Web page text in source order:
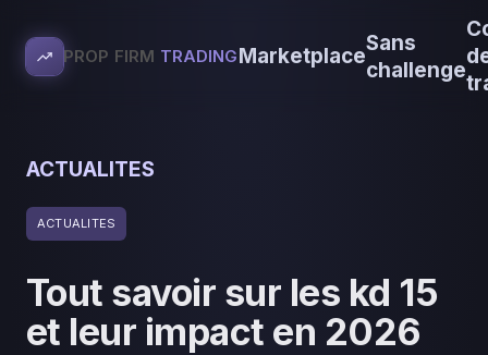
PROP FIRM TRADINGMarketplace
Sans
challenge
ACTUALITES
ACTUALITES
Tout savoir sur les kd 15
et leur impact en 2026